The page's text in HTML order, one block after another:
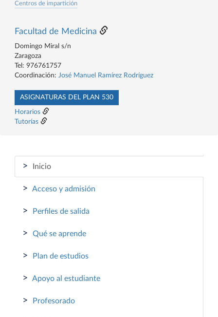
Centros de impartición
Facultad de Medicina
Domingo Miral s/n
Zaragoza
Tel: 976761757
Coordinación: José Manuel Ramírez Rodríguez
ASIGNATURAS DEL PLAN 530
Horarios
Tutorías
> Inicio
> Acceso y admisión
> Perfiles de salida
> Qué se aprende
> Plan de estudios
> Apoyo al estudiante
> Profesorado